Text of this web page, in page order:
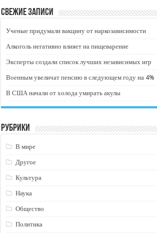
Свежие записи
Ученые придумали вакцину от наркозависимости
Алкоголь негативно влияет на пищеварение
Эксперты создали список лучших независимых игр
Военным увеличат пенсию в следующем году на 4%
В США начали от холода умирать акулы
Рубрики
В мире
Другое
Культура
Наука
Общество
Политика